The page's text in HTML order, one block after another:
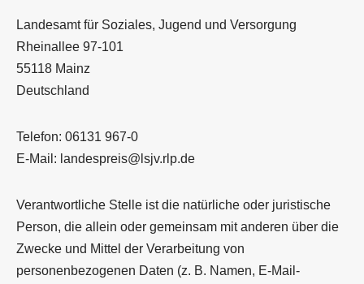
Landesamt für Soziales, Jugend und Versorgung
Rheinallee 97-101
55118 Mainz
Deutschland
Telefon: 06131 967-0
E-Mail: landespreis@lsjv.rlp.de
Verantwortliche Stelle ist die natürliche oder juristische
Person, die allein oder gemeinsam mit anderen über die
Zwecke und Mittel der Verarbeitung von
personenbezogenen Daten (z. B. Namen, E-Mail-